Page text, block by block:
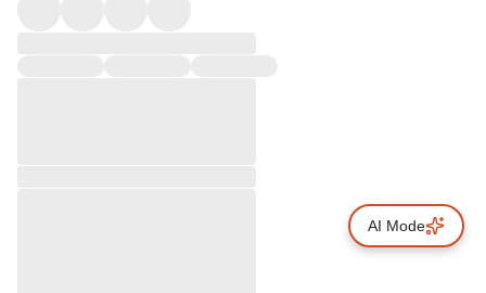
AI Mode